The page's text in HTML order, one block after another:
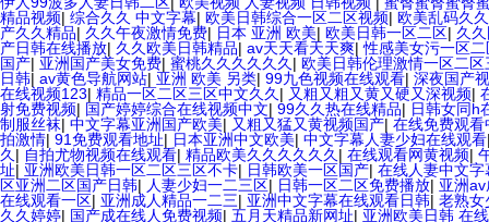
精品视频| 综合久久 中文字幕| 欧美日韩综合一区二区视频| 欧美乱码久
产久久精品| 久久午夜激情免费| 日本 亚洲 欧美| 欧美日韩一区二区| 久
产日韩在线播放| 久久欧美日韩精品| av天天看天天爽|性感美女污一区
国产| 亚洲国产美女免费| 蜜桃久久久久久久 | 欧美日韩伦理激情一区二区
日韩| av黄色导航网站| 亚洲 欧美 另类| 99九色视频在线观看| 深夜国产
在线视频123| 精品一区二区三区中文久久 | 又粗又粗又黄又硬又深视频|
射免费视频| 国产婷婷综合在线视频中文| 99久久热在线精品| 日韩女同h
制服丝袜| 中文字幕亚洲国产欧美| 又粗又猛又黄视频国产| 在线免费观
拍激情| 91免费观看地址| 日本亚洲中文欧美| 中文字幕人妻少妇在线观看
久 | 自拍尤物视频在线观看| 精品欧美久久久久久久 | 在线观看网黄视频|
址| 亚洲欧美日韩一区二区三区不卡| 日韩欧美一区国产| 在线人妻中文字
区亚洲二区国产日韩| 人妻少妇一二三区| 日韩一区二区免费播放| 亚洲
在线观看一区| 亚洲成人精品一二三| 亚洲中文字幕在线观看日韩| 老熟女
久久婷婷| 国产成在线人免费视频| 五月天精品新网址| 亚洲欧美日韩 在线